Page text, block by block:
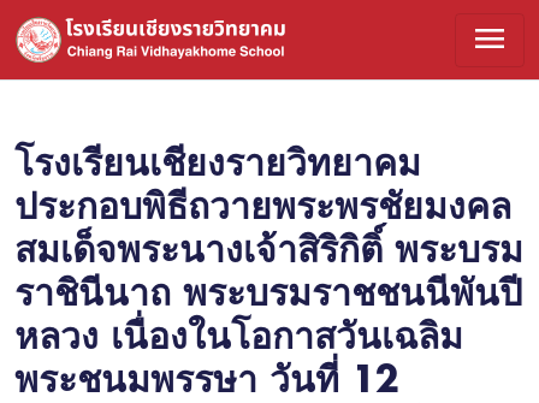
menu
โรงเรียนเชียงรายวิทยาคม
ประกอบพิธีถวายพระพรชัยมงคล
สมเด็จพระนางเจ้าสิริกิติ์ พระบรม
ราชินีนาถ พระบรมราชชนนีพันปี
หลวง เนื่องในโอกาสวันเฉลิม
พระชนมพรรษา วันที่ 12